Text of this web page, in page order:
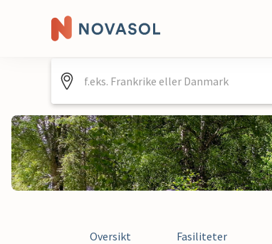
Oversikt Fasiliteter